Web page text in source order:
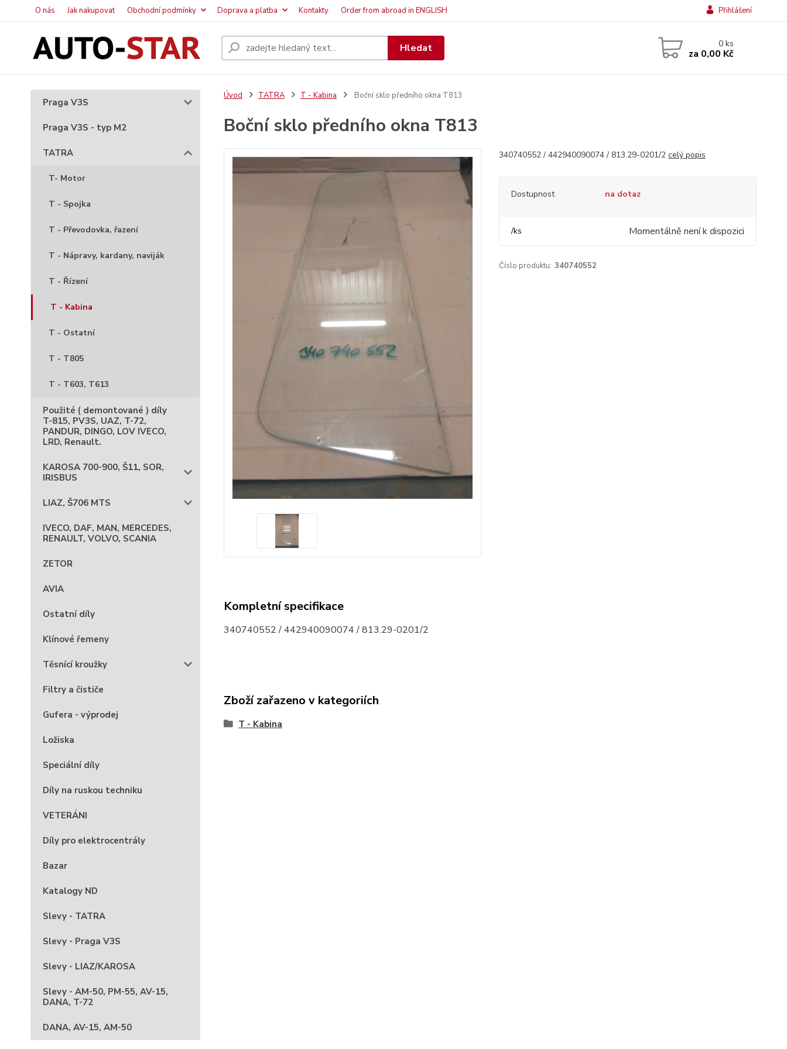
O nás Jak nakupovat Obchodní podmínky Doprava a platba Kontakty Order from abroad in ENGLISH Přihlášení
Hledat 0ks
za 0,00 Kč
Praga V3S
Praga V3S - typ M2
TATRA
T- Motor
T - Spojka
T - Převodovka, řazení
T - Nápravy, kardany, naviják
T - Řízení
T - Kabina
T - Ostatní
T - T805
T - T603, T613
Použité ( demontované ) díly
T-815, PV3S, UAZ, T-72,
PANDUR, DINGO, LOV IVECO,
LRD, Renault.
KAROSA 700-900, Š11, SOR,
IRISBUS
LIAZ, Š706 MTS
IVECO, DAF, MAN, MERCEDES,
RENAULT, VOLVO, SCANIA
ZETOR
AVIA
Ostatní díly
Klínové řemeny
Těsnící kroužky
Filtry a čističe
Gufera - výprodej
Ložiska
Speciální díly
Díly na ruskou techniku
VETERÁNI
Díly pro elektrocentrály
Bazar
Katalogy ND
Slevy - TATRA
Slevy - Praga V3S
Slevy - LIAZ/KAROSA
Slevy - AM-50, PM-55, AV-15,
DANA, T-72
DANA, AV-15, AM-50
Úvod TATRA T - Kabina Boční sklo předního okna T813
Boční sklo předního okna T813
340740552 / 442940090074 / 813.29-0201/2 celý popis
Dostupnost na dotaz
/ks Momentálně není k dispozici
Číslo produktu: 340740552
Kompletní specifikace
340740552 / 442940090074 / 813.29-0201/2
Zboží zařazeno v kategoriích
T - Kabina